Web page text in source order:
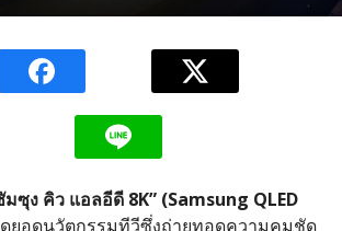
มซุง คิว แอลอีดี 8K” (Samsung QLED
ยอดนวัตกรรมทีวีซึ่งถ่ายทอดความคมชัด